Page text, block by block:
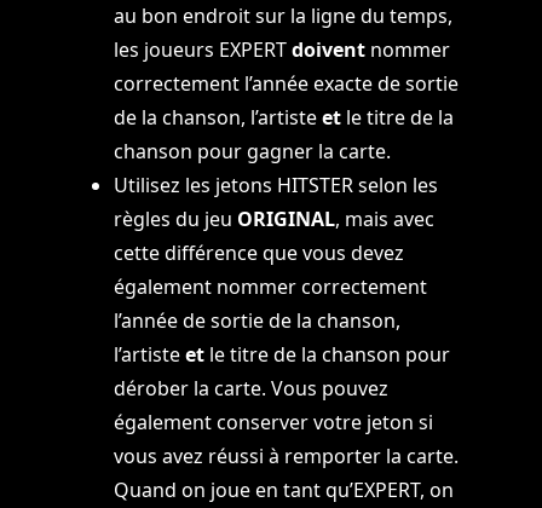
au bon endroit sur la ligne du temps,
les joueurs EXPERTdoivent nommer
correctement l’année exacte de sortie
de la chanson, l’artisteet le titre de la
chanson pour gagner la carte.
Utilisez les jetons HITSTER selon les
règles du jeu ORIGINAL, mais avec
cette différence que vous devez
également nommer correctement
l’année de sortie de la chanson,
l’artisteet le titre de la chanson pour
dérober la carte. Vous pouvez
également conserver votre jeton si
vous avez réussi à remporter la carte.
Quand on joue en tant qu’EXPERT, on